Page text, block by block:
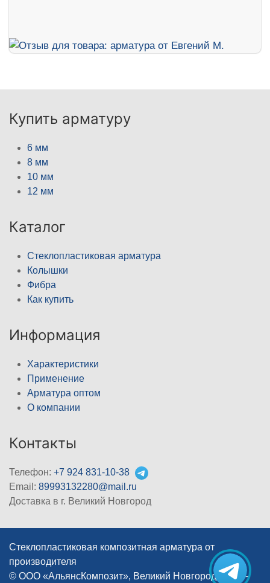
Купить арматуру
6 мм
8 мм
10 мм
12 мм
Каталог
Стеклопластиковая арматура
Колышки
Фибра
Как купить
Информация
Характеристики
Применение
Арматура оптом
О компании
Контакты
Телефон: +7 924 831-10-38
Email: 89993132280@mail.ru
Доставка в г. Великий Новгород
Стеклопластиковая композитная арматура от
производителя
© ООО «АльянсКомпозит», Великий Новгород, 2012–